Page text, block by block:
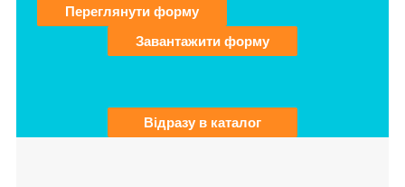
Переглянути форму
Завантажити форму
Відразу в каталог